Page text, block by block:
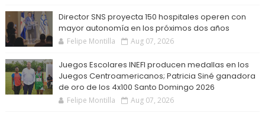
Director SNS proyecta 150 hospitales operen con
mayor autonomía en los próximos dos años
Felipe Montilla Aug 07, 2026
Juegos Escolares INEFI producen medallas en los
Juegos Centroamericanos; Patricia Siné ganadora
de oro de los 4x100 Santo Domingo 2026
Felipe Montilla Aug 07, 2026